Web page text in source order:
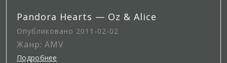
Pandora Hearts — Oz & Alice
Опубликовано 2011-02-02
Жанр: AMV
Подробнее